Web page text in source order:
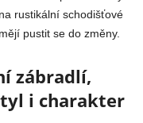
rustikální schodišťové
pustit se do změny.
zábradlí,
i charakter